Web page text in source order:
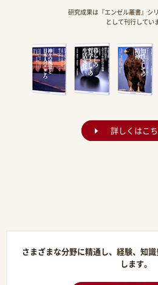
研究成果は『エンゼル叢書』シ
として刊行してい
詳しくはこ
さまざまな分野に精通し、経験、知
します。